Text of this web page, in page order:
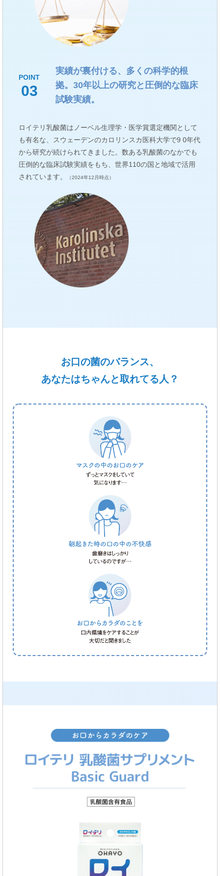
POINT
03
実績が裏付ける、多くの科学的根
拠。 30年以上の研究と圧倒的な臨床
試験実績。
ロイテリ乳酸菌はノーベル生理学・医学賞選定機関として
も有名な、スウェーデンのカロリンスカ医科大学で9 0年代
から研究が続けられてきました。数ある乳酸菌のなかでも
圧倒的な臨床試験実績をもち、世界110の国と地域で活用
されています。
（2024年12月時点）
お口の菌のバランス、
あなたはちゃんと取れてる人？